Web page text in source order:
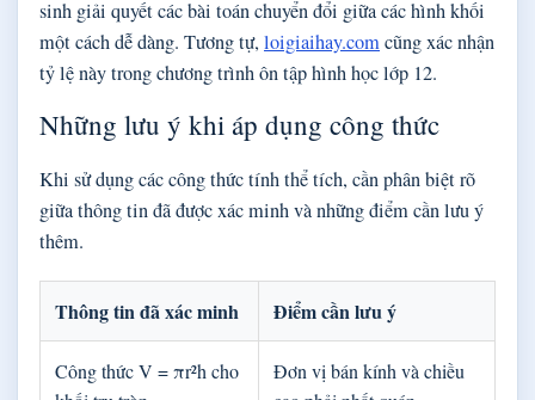
sinh giải quyết các bài toán chuyển đổi giữa các hình khối
một cách dễ dàng. Tương tự, loigiaihay.comcũng xác nhận
tỷ lệ này trong chương trình ôn tập hình học lớp 12.
Những lưu ý khi áp dụng công thức
Khi sử dụng các công thức tính thể tích, cần phân biệt rõ
giữa thông tin đã được xác minh và những điểm cần lưu ý
thêm.
Thông tin đã xác minh Điểm cần lưu ý
Công thức V = πr²h cho
Đơn vị bán kính và chiều